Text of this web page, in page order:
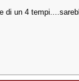
di un 4